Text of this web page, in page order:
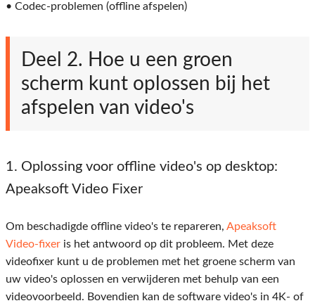
• Codec-problemen (offline afspelen)
Deel 2. Hoe u een groen
scherm kunt oplossen bij het
afspelen van video's
1. Oplossing voor offline video's op desktop:
Apeaksoft Video Fixer
Om beschadigde offline video's te repareren, Apeaksoft
Video-fixer is het antwoord op dit probleem. Met deze
videofixer kunt u de problemen met het groene scherm van
uw video's oplossen en verwijderen met behulp van een
videovoorbeeld. Bovendien kan de software video's in 4K- of